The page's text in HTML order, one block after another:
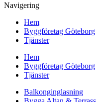
Navigering
Hem
Byggföretag Göteborg
Tjänster
Hem
Byggföretag Göteborg
Tjänster
Balkonginglasning